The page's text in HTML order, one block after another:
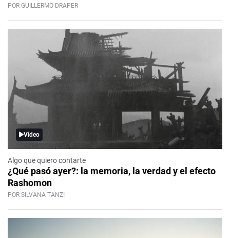
POR GUILLERMO DRAPER
Video
Algo que quiero contarte
¿Qué pasó ayer?: la memoria, la verdad y el efecto
Rashomon
POR SILVANA TANZI